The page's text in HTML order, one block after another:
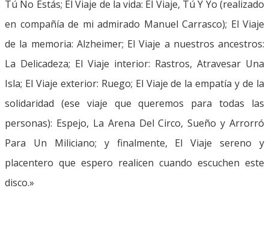
Tú No Estás; El Viaje de la vida: El Viaje, Tú Y Yo (realizado
en compañía de mi admirado Manuel Carrasco); El Viaje
de la memoria: Alzheimer; El Viaje a nuestros ancestros:
La Delicadeza; El Viaje interior: Rastros, Atravesar Una
Isla; El Viaje exterior: Ruego; El Viaje de la empatía y de la
solidaridad (ese viaje que queremos para todas las
personas): Espejo, La Arena Del Circo, Sueño y Arrorró
Para Un Miliciano; y finalmente, El Viaje sereno y
placentero que espero realicen cuando escuchen este
disco.»